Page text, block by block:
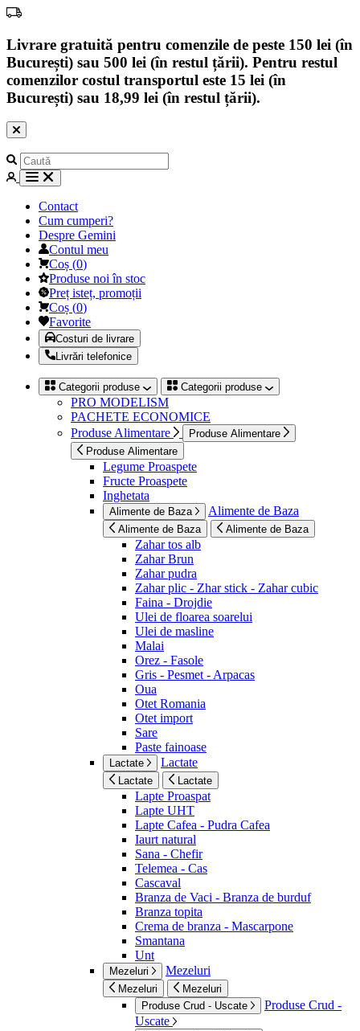
Livrare gratuită pentru comenzile de peste 150 lei (în
București) sau 500 lei (în restul țării). Pentru restul
comenzilor costul transportul este 15 lei (în
București) sau 18,99 lei (în restul țării).
Contact
Cum cumperi?
Despre Gemini
Contul meu
Coș (0)
Produse noi în stoc
Preț isteț, promoții
Coș (0)
Favorite
Costuri de livrare
Livrări telefonice
Categorii produse Categorii produse
PRO MODELISM
PACHETE ECONOMICE
Produse Alimentare
Produse Alimentare
Produse Alimentare
Legume Proaspete
Fructe Proaspete
Inghetata
Alimente de Baza Alimente de Baza
Alimente de Baza Alimente de Baza
Zahar tos alb
Zahar Brun
Zahar pudra
Zahar plic - Zhar stick - Zahar cubic
Faina - Drojdie
Ulei de floarea soarelui
Ulei de masline
Malai
Orez - Fasole
Gris - Pesmet - Arpacas
Oua
Otet Romania
Otet import
Sare
Paste fainoase
Lactate Lactate
Lactate Lactate
Lapte Proaspat
Lapte UHT
Lapte Cafea - Pudra Cafea
Iaurt natural
Sana - Chefir
Telemea - Cas
Cascaval
Branza de Vaci - Branza de burduf
Branza topita
Crema de branza - Mascarpone
Smantana
Unt
Mezeluri Mezeluri
Mezeluri
Mezeluri
Produse Crud - Uscate
Produse Crud -
Uscate